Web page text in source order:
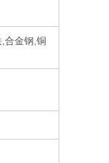
合金钢,铜